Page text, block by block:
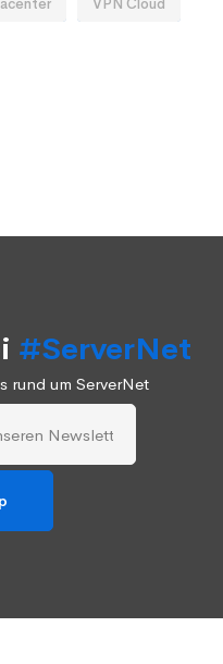
VPN Cloud
#ServerNet
rund um ServerNet